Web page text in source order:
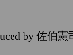
by 佐伯憲